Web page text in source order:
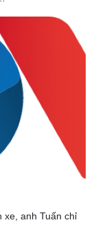
xe, anh Tuấn chỉ